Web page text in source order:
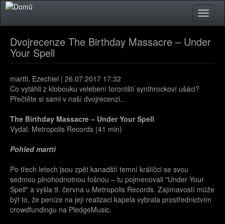
Přejít k hlavnímu obsahu
Toggle
Dvojrecenze The Birthday Massacre – Under
Your Spell
martti, Ezechiel | 26.07.2017 17:32
Co vytáhli z klobouku velebení torontští synthrockoví ušáci?
Přečtěte si sami v naší dvojrecenzi...
The Birthday Massacre – Under Your Spell
Vydal: Metropolis Records (41 min)
Pohled martti
Po třech letech jsou zpět kanadští temní králíčci se svou
sedmou plnohodnotnou fošnou – tu pojmenovali "Under Your
Spell" a vyšla 9. června u Metropolis Records. Zajímavostí může
být to, že peníze na její realizaci kapela vybrala prostřednictvím
crowdfundingu na PledgeMusic.